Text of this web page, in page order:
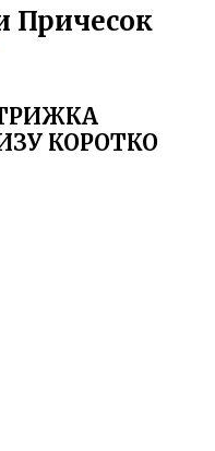
Причесок
КОРОТКО